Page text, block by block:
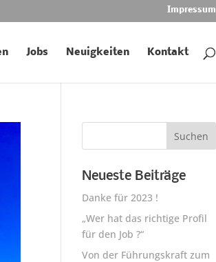
Impressum
Jobs Neuigkeiten Kontakt
Neueste Beiträge
Danke für 2023 !
„Wer hat das richtige Profil
für den Job ?“
Von der Führungskraft zum